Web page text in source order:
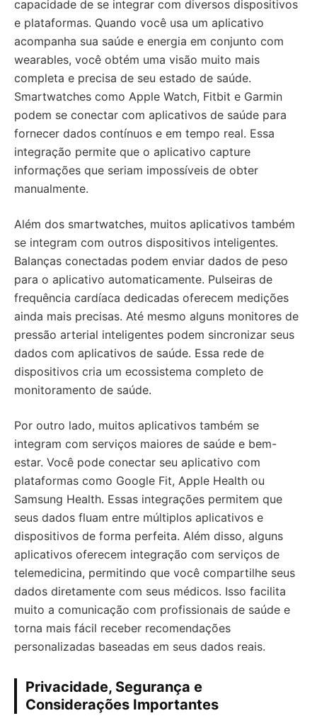
capacidade de se integrar com diversos dispositivos
e plataformas. Quando você usa um aplicativo
acompanha sua saúde e energia em conjunto com
wearables, você obtém uma visão muito mais
completa e precisa de seu estado de saúde.
Smartwatches como Apple Watch, Fitbit e Garmin
podem se conectar com aplicativos de saúde para
fornecer dados contínuos e em tempo real. Essa
integração permite que o aplicativo capture
informações que seriam impossíveis de obter
manualmente.
Além dos smartwatches, muitos aplicativos também
se integram com outros dispositivos inteligentes.
Balanças conectadas podem enviar dados de peso
para o aplicativo automaticamente. Pulseiras de
frequência cardíaca dedicadas oferecem medições
ainda mais precisas. Até mesmo alguns monitores de
pressão arterial inteligentes podem sincronizar seus
dados com aplicativos de saúde. Essa rede de
dispositivos cria um ecossistema completo de
monitoramento de saúde.
Por outro lado, muitos aplicativos também se
integram com serviços maiores de saúde e bem-
estar. Você pode conectar seu aplicativo com
plataformas como Google Fit, Apple Health ou
Samsung Health. Essas integrações permitem que
seus dados fluam entre múltiplos aplicativos e
dispositivos de forma perfeita. Além disso, alguns
aplicativos oferecem integração com serviços de
telemedicina, permitindo que você compartilhe seus
dados diretamente com seus médicos. Isso facilita
muito a comunicação com profissionais de saúde e
torna mais fácil receber recomendações
personalizadas baseadas em seus dados reais.
Privacidade, Segurança e
Considerações Importantes